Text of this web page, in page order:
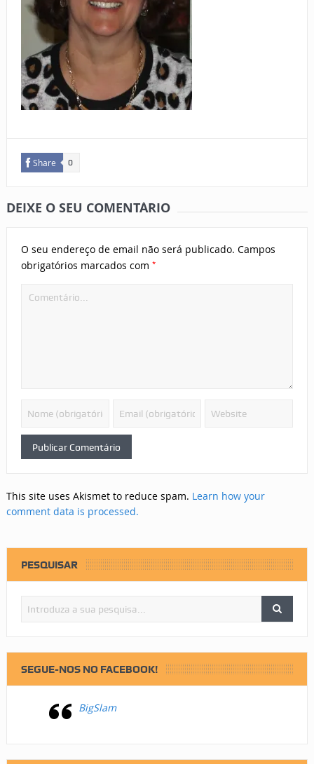
Share 0
DEIXE O SEU COMENTÁRIO
O seu endereço de email não será publicado. Campos
obrigatórios marcados com *
This site uses Akismet to reduce spam. Learn how your
comment data is processed.
PESQUISAR
SEGUE-NOS NO FACEBOOK!
BigSlam